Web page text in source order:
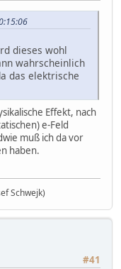
dieses wohl
wahrscheinlich
das elektrische
Effekt, nach
e-Feld
muß ich da vor
haben.
Schwejk)
#41